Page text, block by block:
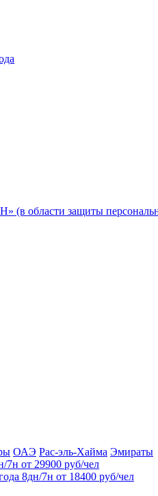
(в области защиты
ОАЭ Рас-эль-Хайма Эмираты
7н от 29900 руб/чел
8дн/7н от 18400 руб/чел